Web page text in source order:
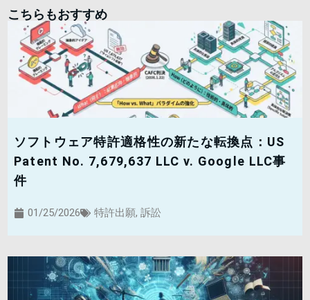
こちらもおすすめ
ソフトウェア特許適格性の新たな転換点：US
Patent No. 7,679,637 LLC v. Google LLC事
件
01/25/2026 特許出願, 訴訟